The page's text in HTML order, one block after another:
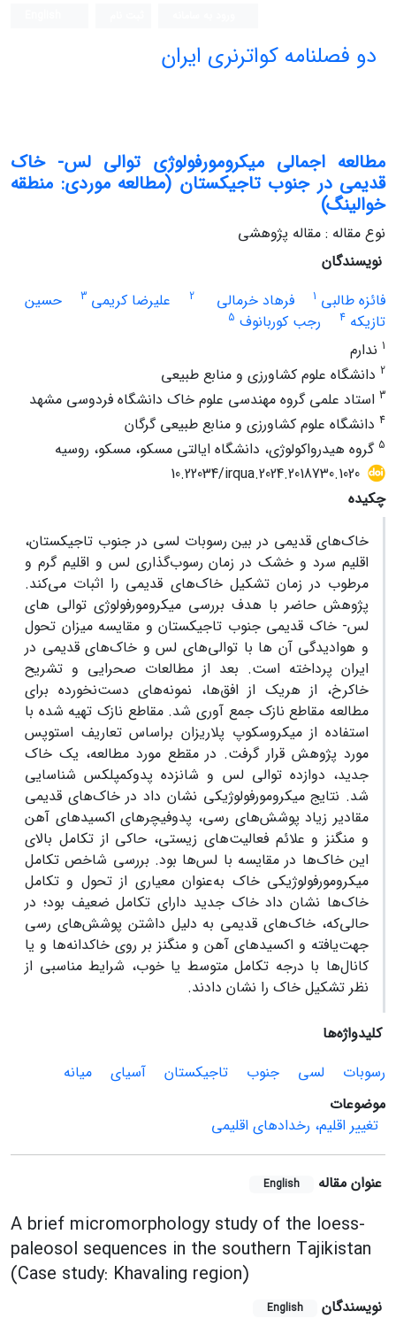
دو فصلنامه کواترنری ایران
مطالعه اجمالی میکرومورفولوژی توالی لس- خاک
قدیمی در جنوب تاجیکستان (مطالعه موردی: منطقه
خوالینگ)
نوع مقاله : مقاله پژوهشی
نویسندگان
فائزه طالبی 1 فرهاد خرمالی 2 علیرضا کریمی 3
حسین
تازیکه 4 رجب کوربانوف 5
1 ندارم
2 دانشگاه علوم کشاورزی و منابع طبیعی
3 استاد علمی گروه مهندسی علوم خاک دانشگاه فردوسی مشهد
4 دانشگاه علوم کشاورزی و منابع طبیعی گرگان
5 گروه هیدرواکولوژی، دانشگاه ایالتی مسکو، مسکو، روسیه
10.22034/irqua.2024.2018730.1020
چکیده
خاک‌های قدیمی در بین رسوبات لسی در جنوب تاجیکستان،
اقلیم سرد و خشک در زمان رسوب‌گذاری لس و اقلیم گرم و
مرطوب در زمان تشکیل خاک‌های قدیمی را اثبات می‌کند.
پژوهش حاضر با هدف بررسی میکرومورفولوژی توالی های
لس- خاک قدیمی جنوب تاجیکستان و مقایسه میزان تحول
و هوادیدگی آن ها با توالی‌های لس و خاک‌های قدیمی در
ایران پرداخته است. بعد از مطالعات صحرایی و تشریح
خاکرخ، از هریک از افق‌ها، نمونه‌های دست‌نخورده برای
مطالعه مقاطع نازک جمع آوری شد. مقاطع نازک تهیه شده با
استفاده از میکروسکوپ پلاریزان براساس تعاریف استوپس
مورد پژوهش قرار گرفت. در مقطع مورد مطالعه، یک خاک
جدید، دوازده توالی لس و شانزده پدوکمپلکس شناسایی
شد. نتایج میکرومورفولوژیکی نشان داد در خاک‌های قدیمی
مقادیر زیاد پوشش‌های رسی، پدوفیچرهای اکسیدهای آهن
و منگنز و علائم فعالیت‌های زیستی، حاکی از تکامل بالای
این خاک‌ها در مقایسه با لس‌ها بود. بررسی شاخص تکامل
میکرومورفولوژیکی خاک به‌عنوان معیاری از تحول و تکامل
خاک‌ها نشان داد خاک جدید دارای تکامل ضعیف بود؛ در
حالی‌که، خاک‌های قدیمی به دلیل داشتن پوشش‌های رسی
جهت‌یافته و اکسیدهای آهن و منگنز بر روی خاکدانه‌ها و یا
کانال‌ها با درجه تکامل متوسط یا خوب، شرایط مناسبی از
نظر تشکیل خاک را نشان دادند.
کلیدواژه‌ها
رسوبات
لسی جنوب تاجیکستان آسیای
میانه
موضوعات
تغییر اقلیم، رخدادهای اقلیمی
عنوان مقاله English
A brief micromorphology study of the loess-
paleosol sequences in the southern Tajikistan
(Case study: Khavaling region)
نویسندگان English